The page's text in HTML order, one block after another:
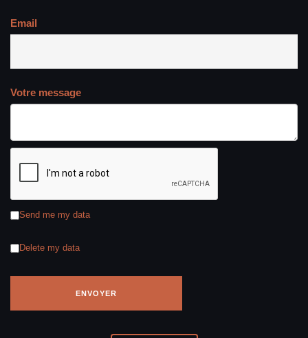
Email
Votre message
Send me my data
Delete my data